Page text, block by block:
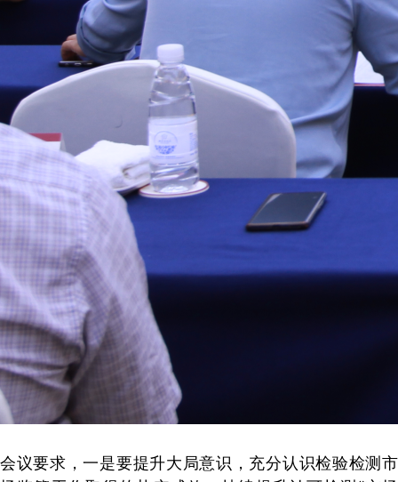
会议要求，一是要提升大局意识，充分认识检验检测市